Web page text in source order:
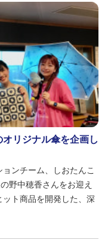
リジナル傘を企画し
ンチーム、しおたんこ
野中穂香さんをお迎え
ト商品を開発した、深